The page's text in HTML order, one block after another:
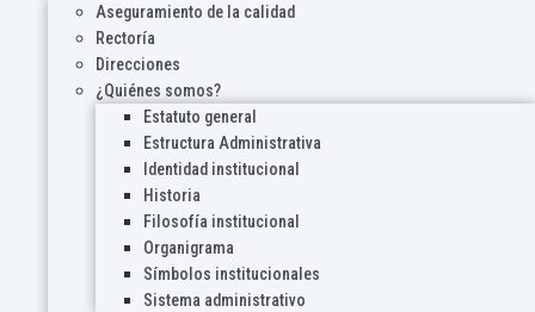
Aseguramiento de la calidad
Rectoría
Direcciones
¿Quiénes somos?
Estatuto general
Estructura Administrativa
Identidad institucional
Historia
Filosofía institucional
Organigrama
Símbolos institucionales
Sistema administrativo